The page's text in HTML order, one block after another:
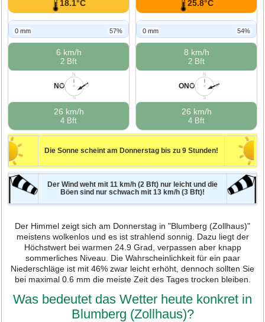
18.1°C
0 mm 57%
6 km/h
2 Bft
N
O
S
W
NO
26 km/h
4 Bft
25.8°C
0 mm 54%
8 km/h
2 Bft
N
O
S
W
ONO
26 km/h
4 Bft
Die Sonne scheint am Donnerstag bis zu 9 Stunden!
Der Wind weht mit 11 km/h (2 Bft) nur leicht und die
Böen sind nur schwach mit 13 km/h (3 Bft)!
Der Himmel zeigt sich am Donnerstag in "Blumberg (Zollhaus)"
meistens wolkenlos und es ist strahlend sonnig. Dazu liegt der
Höchstwert bei warmen 24.9 Grad, verpassen aber knapp
sommerliches Niveau. Die Wahrscheinlichkeit für ein paar
Niederschläge ist mit 46% zwar leicht erhöht, dennoch sollten Sie
bei maximal 0.6 mm die meiste Zeit des Tages trocken bleiben.
Was bedeutet das Wetter heute konkret in
Blumberg (Zollhaus)?